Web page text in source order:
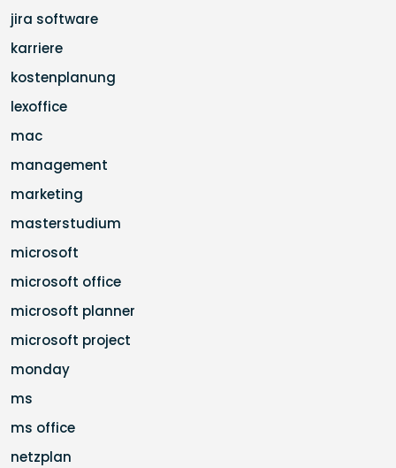
jira software
karriere
kostenplanung
lexoffice
mac
management
marketing
masterstudium
microsoft
microsoft office
microsoft planner
microsoft project
monday
ms
ms office
netzplan